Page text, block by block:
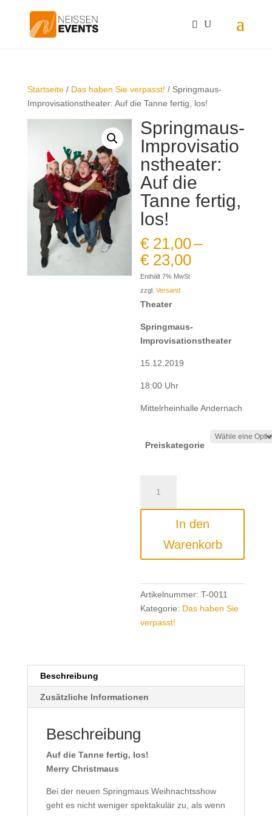
Startseite/ Das haben Sie verpasst! / Springmaus-
Improvisationstheater: Auf die Tanne fertig, los!
Springmaus-
Improvisatio
nstheater:
Auf die
Tanne fertig,
los!
€ 21,00–
€ 23,00
Enthält 7% MwSt
zzgl.Versand
Theater
Springmaus-
Improvisationstheater
15.12.2019
18:00 Uhr
Mittelrheinhalle Andernach
Preiskategorie
Improvisationstheater:
Auf
In den
Warenkorb
Artikelnummer:T-0011
Kategorie: Das haben Sie
verpasst!
Beschreibung
Zusätzliche Informationen
Beschreibung
Auf die Tanne fertig, los!
Merry Christmaus
Bei der neuen Springmaus Weihnachtsshow
geht es nicht weniger spektakulär zu, als wenn